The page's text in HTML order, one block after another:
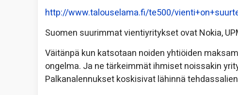
http://www.talouselama.fi/te500/
Suomen suurimmat vientiyritykset ovat Nokia,
Väitänpä kun katsotaan noiden yhtiöiden
ongelma. Ja ne tärkeimmät ihmiset noissakin
Palkanalennukset koskisivat lähinnä